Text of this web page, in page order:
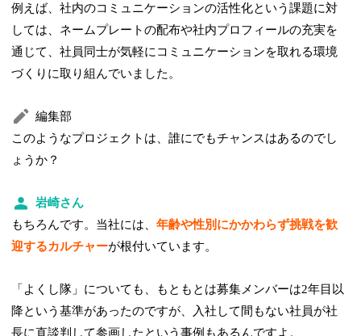
例えば、社内のコミュニケーションの活性化という課題に対
しては、ネームプレートの配布や社内プロフィールの充実を
通じて、社員同士が気軽にコミュニケーションを取れる環境
づくりに取り組んでいました。
編集部
このようなプロジェクトは、誰にでもチャンスはあるのでし
ょうか？
岩崎さん
もちろんです。当社には、年齢や性別にかかわらず挑戦を歓
迎するカルチャーが根付いています。
「よくし隊」についても、もともとは募集メンバーは2年目以
降という基準があったのですが、入社して間もない社員が社
長に直談判して参画したという事例もあるんですよ。